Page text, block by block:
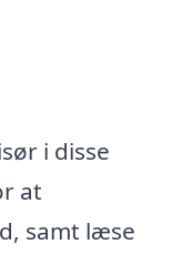
i disse
at
samt læse